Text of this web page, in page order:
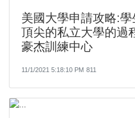
美國大學申請攻略:
頂尖的私立大學的過
豪杰訓練中心
11/1/2021 5:18:10 PM 811